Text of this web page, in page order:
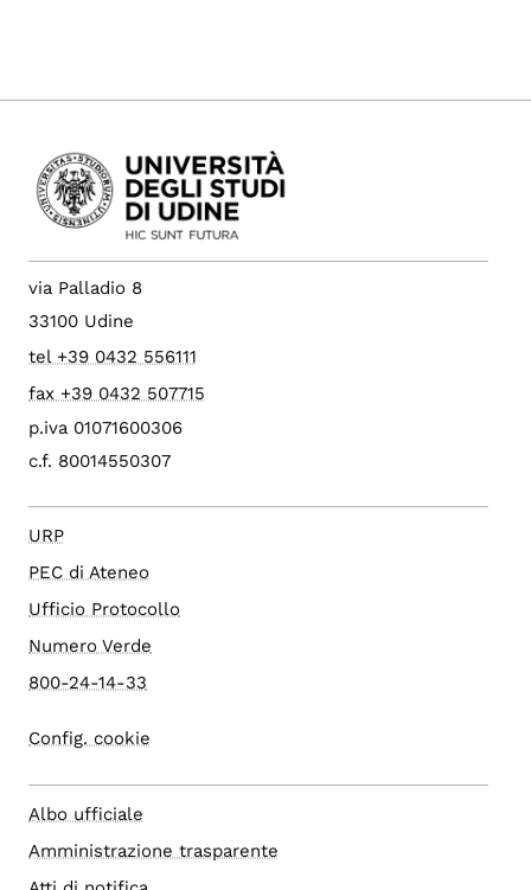
via Palladio 8
33100 Udine
tel +39 0432 556111
fax +39 0432 507715
p.iva 01071600306
c.f. 80014550307
URP
PEC di Ateneo
Ufficio Protocollo
Numero Verde
800-24-14-33
Config. cookie
Albo ufficiale
Amministrazione trasparente